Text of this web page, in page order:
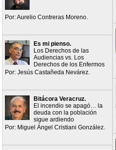
Por: Aurelio Contreras Moreno.
Es mi pienso.
Los Derechos de las
Audiencias vs. Los
Derechos de los Enfermos
Por: Jesús Castañeda Nevárez.
Bitácora Veracruz.
El incendio se apagó… la
deuda con la población
sigue ardiendo
Por: Miguel Ángel Cristiani González.